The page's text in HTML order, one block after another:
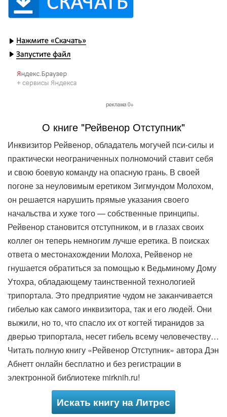
О книге "Рейвенор Отступник"
Инквизитор Рейвенор, обладатель могучей пси-силы и
практически неограниченных полномочий ставит себя
и свою боевую команду на опасную грань. В своей
погоне за неуловимым еретиком Зигмундом Молохом,
он решается нарушить прямые указания своего
начальства и хуже того — собственные принципы.
Рейвенор становится отступником, и в глазах своих
коллег он теперь немногим лучше еретика. В поисках
ответа о местонахождении Молоха, Рейвенор не
гнушается обратиться за помощью к Ведьминому Дому
Утохра, обладающему таинственной технологией
трипортала. Это предприятие чудом не заканчивается
гибелью как самого инквизитора, так и его людей. Они
выжили, но то, что спасло их от когтей тиранидов за
дверью трипортала, несет гибель всему человечеству…
Читать полную книгу «Рейвенор Отступник» автора Дэн
Абнетт онлайн бесплатно и без регистрации в
электронной библиотеке mirknih.ru!
Искать книгу на Литрес